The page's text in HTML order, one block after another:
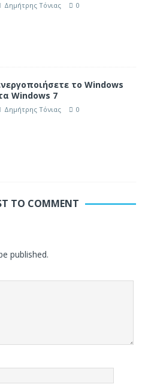
Δημήτρης Τόνιας 0
το Windows
Windows 7
Δημήτρης Τόνιας 0
TO COMMENT
published.